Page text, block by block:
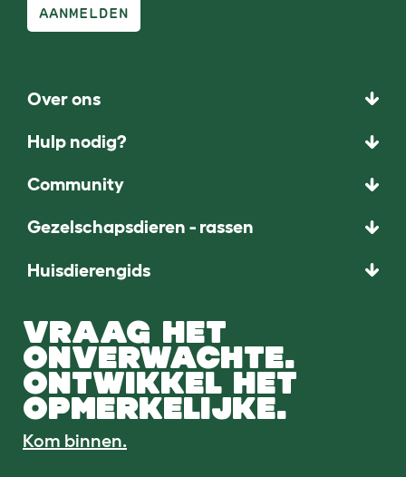
AANMELDEN
Over ons
Hulp nodig?
Community
Gezelschapsdieren - rassen
Huisdierengids
VRAAG HET
ONVERWACHTE.
ONTWIKKEL HET
OPMERKELIJKE.
Kom binnen.